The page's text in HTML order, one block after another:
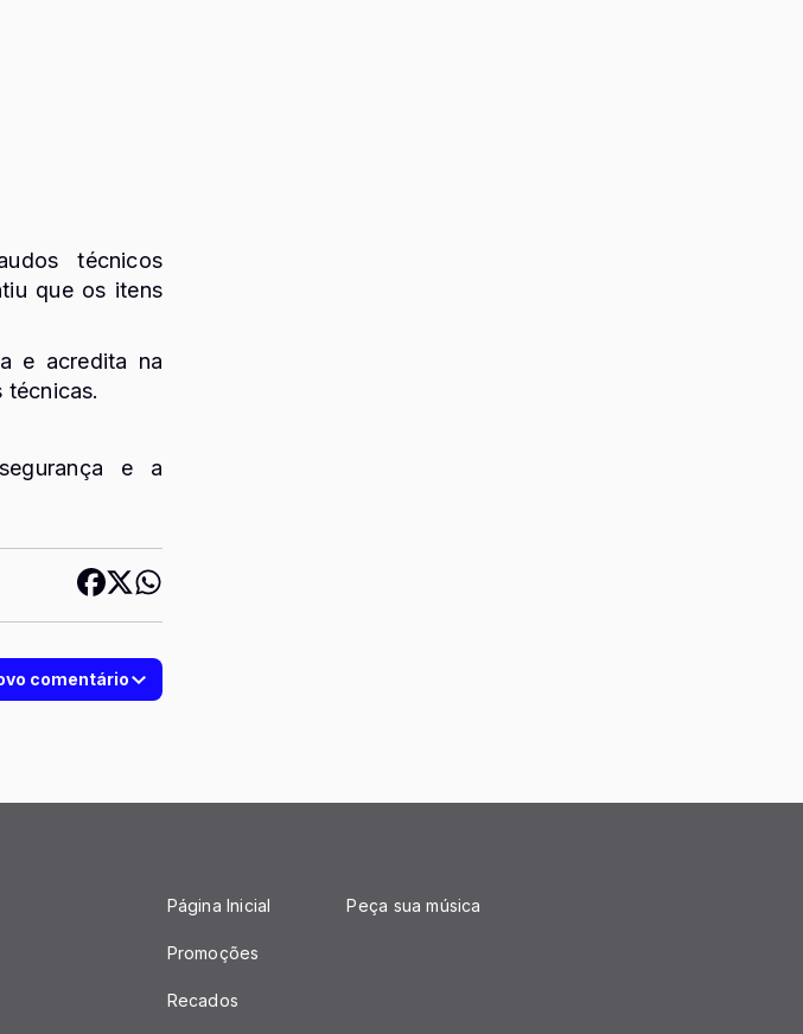
técnicos
que os itens
e acredita na
técnicas.
e a
comentário
Página Inicial
Promoções
Recados
Peça sua música